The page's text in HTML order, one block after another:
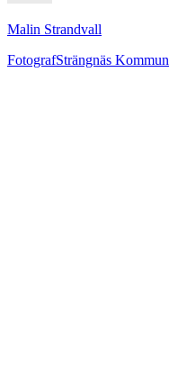
Malin Strandvall
FotografSträngnäs Kommun